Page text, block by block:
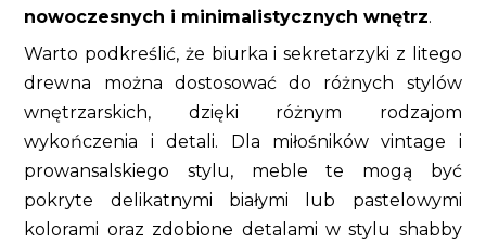
nowoczesnych i minimalistycznych wnętrz.
Warto podkreślić, że biurka i sekretarzyki z litego
drewna można dostosować do różnych stylów
wnętrzarskich, dzięki różnym rodzajom
wykończenia i detali. Dla miłośników vintage i
prowansalskiego stylu, meble te mogą być
pokryte delikatnymi białymi lub pastelowymi
kolorami oraz zdobione detalami w stylu shabby